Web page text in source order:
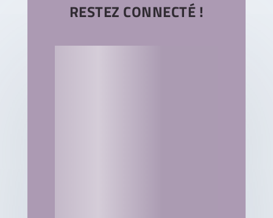
RESTEZ CONNECTÉ !